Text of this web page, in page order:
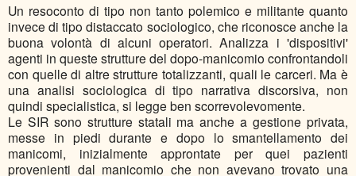
Un resoconto di tipo non tanto polemico e militante quanto
invece di tipo distaccato sociologico, che riconosce anche la
buona volontà di alcuni operatori. Analizza i 'dispositivi'
agenti in queste strutture del dopo-manicomio confrontandoli
con quelle di altre strutture totalizzanti, quali le carceri. Ma è
una analisi sociologica di tipo narrativa discorsiva, non
quindi specialistica, si legge ben scorrevolevomente.
Le SIR sono strutture statali ma anche a gestione privata,
messe in piedi durante e dopo lo smantellamento dei
manicomi, inizialmente approntate per quei pazienti
provenienti dal manicomio che non avevano trovato una